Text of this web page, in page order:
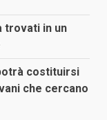
trovati in un
costituirsi
che cercano